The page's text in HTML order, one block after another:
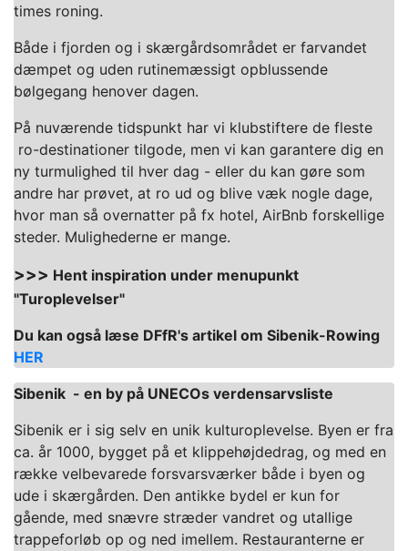
times roning.
Både i fjorden og i skærgårdsområdet er farvandet
dæmpet og uden rutinemæssigt opblussende
bølgegang henover dagen.
På nuværende tidspunkt har vi klubstiftere de fleste
ro-destinationer tilgode, men vi kan garantere dig en
ny turmulighed til hver dag - eller du kan gøre som
andre har prøvet, at ro ud og blive væk nogle dage,
hvor man så overnatter på fx hotel, AirBnb forskellige
steder. Mulighederne er mange.
>>> Hent inspiration under menupunkt
"Turoplevelser"
Du kan også læse DFfR's artikel om Sibenik-Rowing
HER
Sibenik - en by på UNECOs verdensarvsliste
Sibenik er i sig selv en unik kulturoplevelse. Byen er fra
ca. år 1000, bygget på et klippehøjdedrag, og med en
række velbevarede forsvarsværker både i byen og
ude i skærgården. Den antikke bydel er kun for
gående, med snævre stræder vandret og utallige
trappeforløb op og ned imellem. Restauranterne er